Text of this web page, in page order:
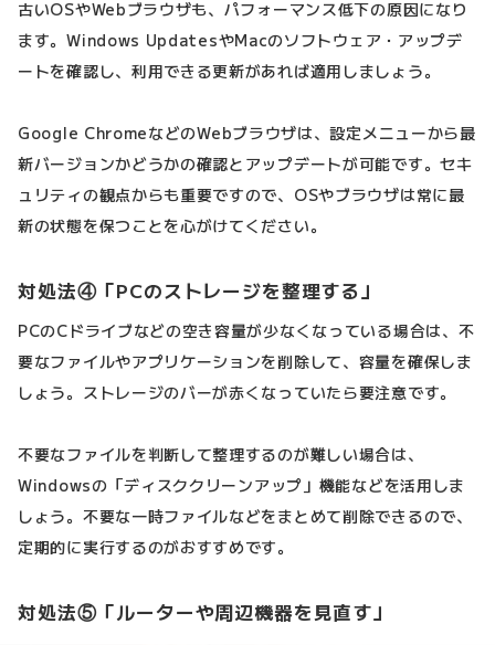
古いOSやWebブラウザも、パフォーマンス低下の原因になり
ます。Windows UpdatesやMacのソフトウェア・アップデ
ートを確認し、利用できる更新があれば適用しましょう。
Google ChromeなどのWebブラウザは、設定メニューから最
新バージョンかどうかの確認とアップデートが可能です。セキ
ュリティの観点からも重要ですので、OSやブラウザは常に最
新の状態を保つことを心がけてください。
対処法④「PCのストレージを整理する」
PCのCドライブなどの空き容量が少なくなっている場合は、不
要なファイルやアプリケーションを削除して、容量を確保しま
しょう。ストレージのバーが赤くなっていたら要注意です。
不要なファイルを判断して整理するのが難しい場合は、
Windowsの「ディスククリーンアップ」機能などを活用しま
しょう。不要な一時ファイルなどをまとめて削除できるので、
定期的に実行するのがおすすめです。
対処法⑤「ルーターや周辺機器を見直す」